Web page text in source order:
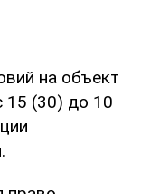
на объект
15 (30) до 10